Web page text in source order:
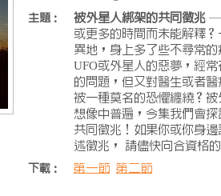
主題： 被外星人綁架的共同徵兆 —
或更多的時間而未能解釋
異地，身上多了些不尋常
UFO或外星人的惡夢，經
的問題，但又對醫生或者
被一種莫名的恐懼纏繞？
想像中普遍，今集我們會
共同徵兆！如果你或你身
述徵兆， 請儘快向合資格
下載： 第一節 第二節